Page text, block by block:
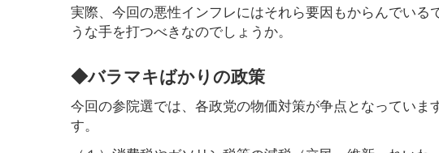
実際、今回の悪性インフレにはそれら要因もからんでい
うな手を打つべきなのでしょうか。
◆バラマキばかりの政策
今回の参院選では、各政党の物価対策が争点となってい
す。